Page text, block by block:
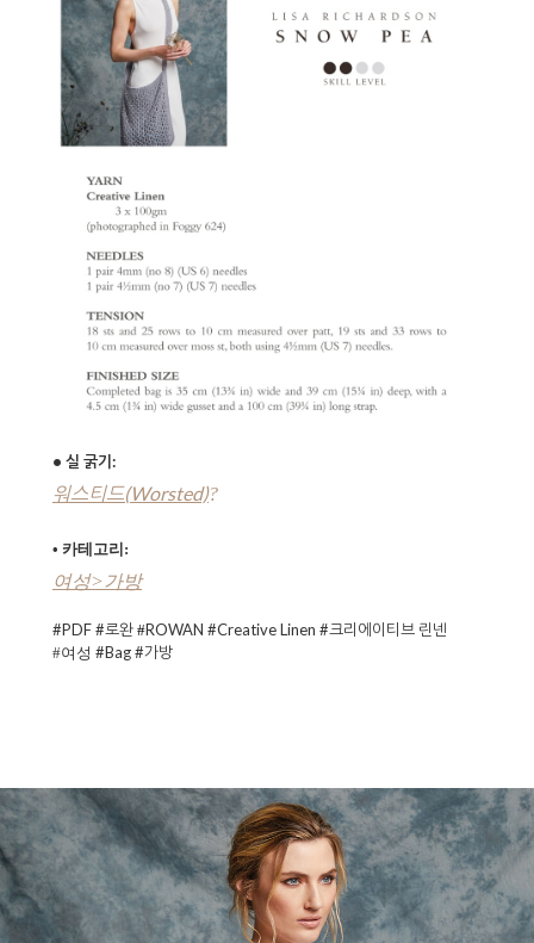
• 실 굵기:
워스티드(Worsted)?
• 카테고리:
여성>가방
#PDF #로완 #ROWAN #Creative Linen #크리에이티브 린넨
#여성 #Bag #가방